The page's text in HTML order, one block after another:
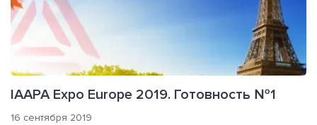
IAAPA Expo Europe 2019. Готовность №1
16 сентября 2019